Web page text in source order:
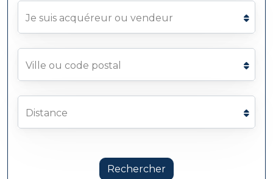
Je suis acquéreur ou vendeur
Ville ou code postal
Distance
Rechercher